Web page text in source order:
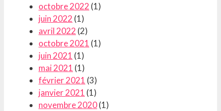
octobre 2022 (1)
juin 2022 (1)
avril 2022 (2)
octobre 2021 (1)
juin 2021 (1)
mai 2021 (1)
février 2021 (3)
janvier 2021 (1)
novembre 2020(1)